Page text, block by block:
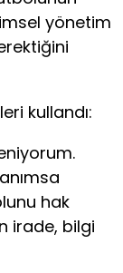
yönetim
kullandı:
hak
irade, bilgi